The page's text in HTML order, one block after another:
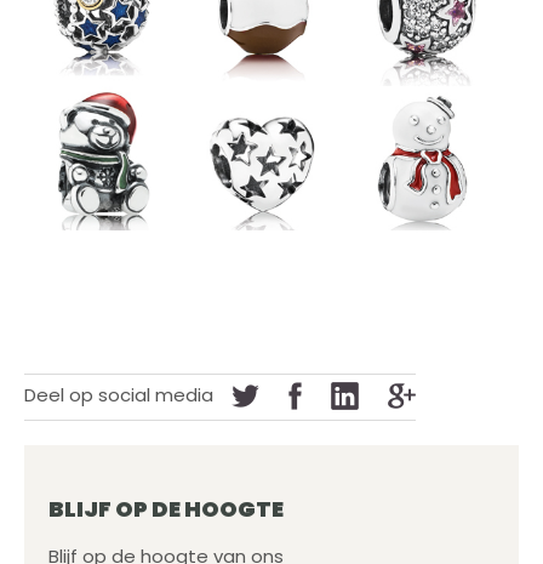
Deel op social media
BLIJF OP DE HOOGTE
Blijf op de hoogte van ons